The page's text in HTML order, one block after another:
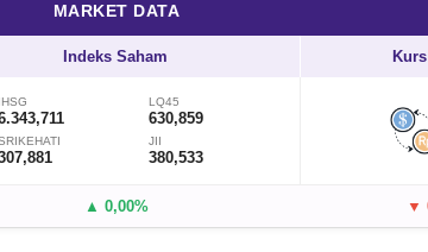
MARKET DATA
Indeks Saham
IHSG LQ45
630,859
JII
380,533
▲ 0,00% ▼